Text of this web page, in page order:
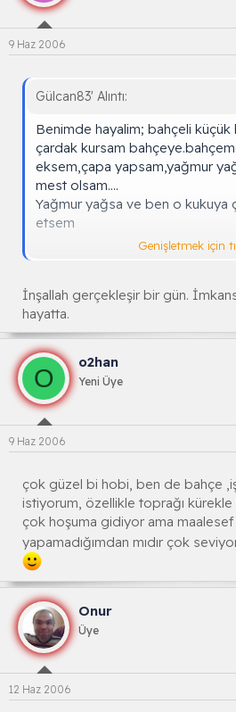
9 Haz 2006
Gülcan83' Alıntı:
Benimde hayalim; bahçeli
çardak kursam
eksem,çapa yapsam,yağmur
mest olsam....
Yağmur yağsa ve ben o kukuya
etsem
Genişletmek için
İnşallah gerçekleşir bir gün.
hayatta.
O
o2han
Yeni Üye
9 Haz 2006
çok güzel bi hobi, ben de bahçe
istiyorum, özellikle toprağı kürekle
çok hoşuma gidiyor ama maalesef
yapamadığımdan mıdır çok
Onur
Üye
12 Haz 2006